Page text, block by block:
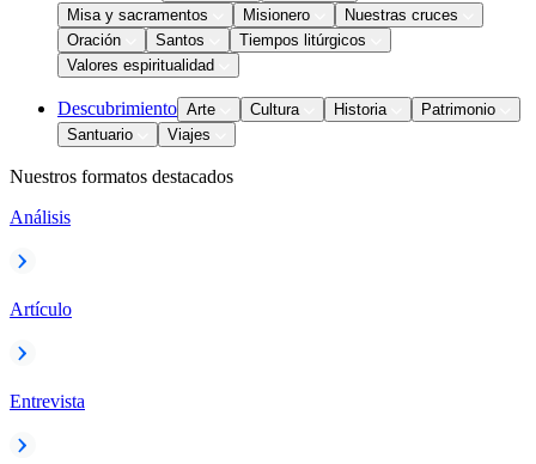
Misa y sacramentos
Misionero
Nuestras cruces
Oración
Santos
Tiempos litúrgicos
Valores espiritualidad
Descubrimiento Arte Cultura Historia
Patrimonio
Santuario
Viajes
Nuestros formatos destacados
Análisis
Artículo
Entrevista